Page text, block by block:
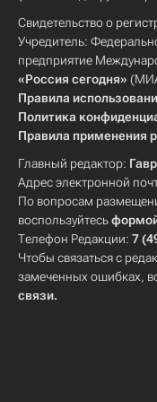
Свидетельство о
Учредитель:
предприятие
«Россия сегодня»
Правила
Политика
Правила применения
Главный редактор:
Адрес электронной
По вопросам
воспользуйтесь
Телефон Редакции: 7
Чтобы связаться с
замеченных ошибках,
связи.